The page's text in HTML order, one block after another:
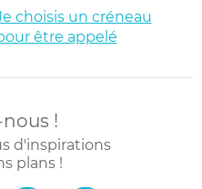
choisis un créneau
être appelé
!
d'inspirations
plans !